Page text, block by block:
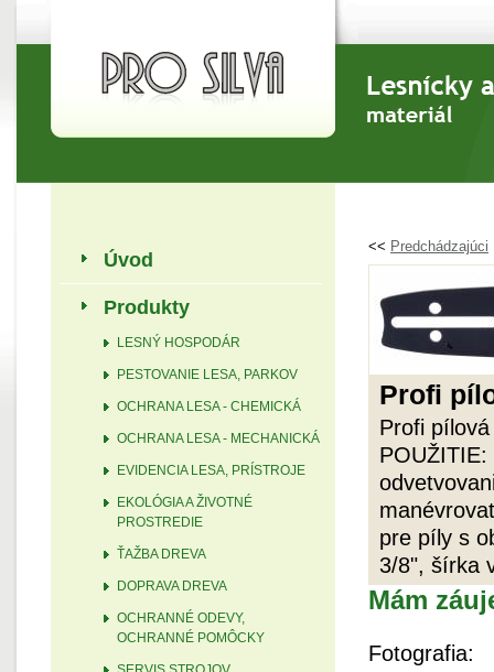
Úvod
Produkty
LESNÝ HOSPODÁR
PESTOVANIE LESA, PARKOV
OCHRANA LESA - CHEMICKÁ
OCHRANA LESA - MECHANICKÁ
EVIDENCIA LESA, PRÍSTROJE
EKOLÓGIA A ŽIVOTNÉ
PROSTREDIE
ŤAŽBA DREVA
DOPRAVA DREVA
OCHRANNÉ ODEVY,
OCHRANNÉ POMÔCKY
<< Predchádzajúci
Profi
Profi
pre píly s
3/8", šírka
Mám
Fotografia: